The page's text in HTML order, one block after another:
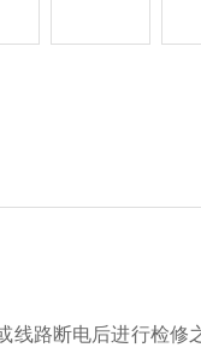
线路断电后进行检